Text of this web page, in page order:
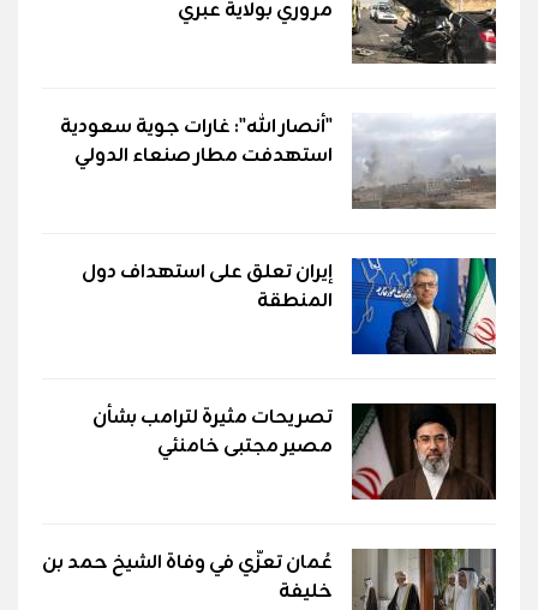
مروري بولاية عبري
"أنصار الله": غارات جوية سعودية
استهدفت مطار صنعاء الدولي
إيران تعلق على استهداف دول
المنطقة
تصريحات مثيرة لترامب بشأن
مصير مجتبى خامنئي
عُمان تعزّي في وفاة الشيخ حمد بن
خليفة